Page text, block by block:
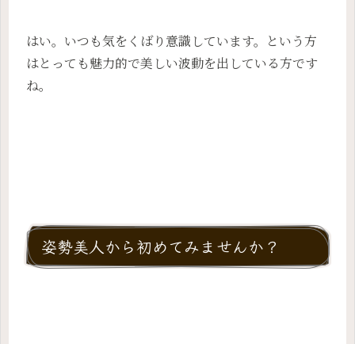
はい。いつも気をくばり意識しています。という方
はとっても魅力的で美しい波動を出している方です
ね。
姿勢美人から初めてみませんか？